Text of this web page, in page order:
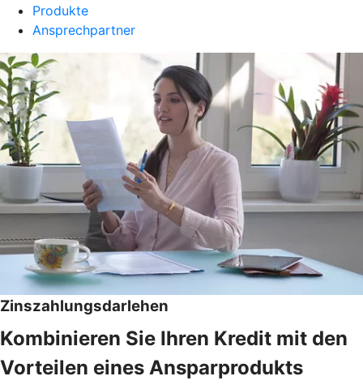
Produkte
Ansprechpartner
Zinszahlungsdarlehen
Kombinieren Sie Ihren Kredit mit den
Vorteilen eines Ansparprodukts